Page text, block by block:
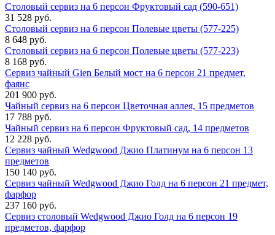
Столовый сервиз на 6 персон Фруктовый сад (590-651)
31 528 руб.
Столовый сервиз на 6 персон Полевые цветы (577-225)
8 648 руб.
Столовый сервиз на 6 персон Полевые цветы (577-223)
8 168 руб.
Сервиз чайный Gien Белый мост на 6 персон 21 предмет,
фаянс
201 900 руб.
Чайный сервиз на 6 персон Цветочная аллея, 15 предметов
17 788 руб.
Чайный сервиз на 6 персон Фруктовый сад, 14 предметов
12 228 руб.
Сервиз чайный Wedgwood Джио Платинум на 6 персон 13
предметов
150 140 руб.
Сервиз чайный Wedgwood Джио Голд на 6 персон 21 предмет,
фарфор
237 160 руб.
Сервиз столовый Wedgwood Джио Голд на 6 персон 19
предметов, фарфор